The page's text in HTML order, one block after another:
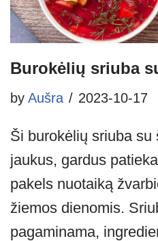
Burokėlių sriuba
by Aušra 2023-10-17
Ši burokėlių sriuba su
jaukus, gardus
pakels nuotaiką
žiemos dienomis.
pagaminama,